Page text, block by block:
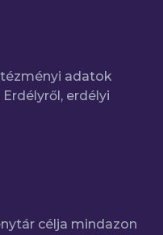
adatok
erdélyi
célja mindazon